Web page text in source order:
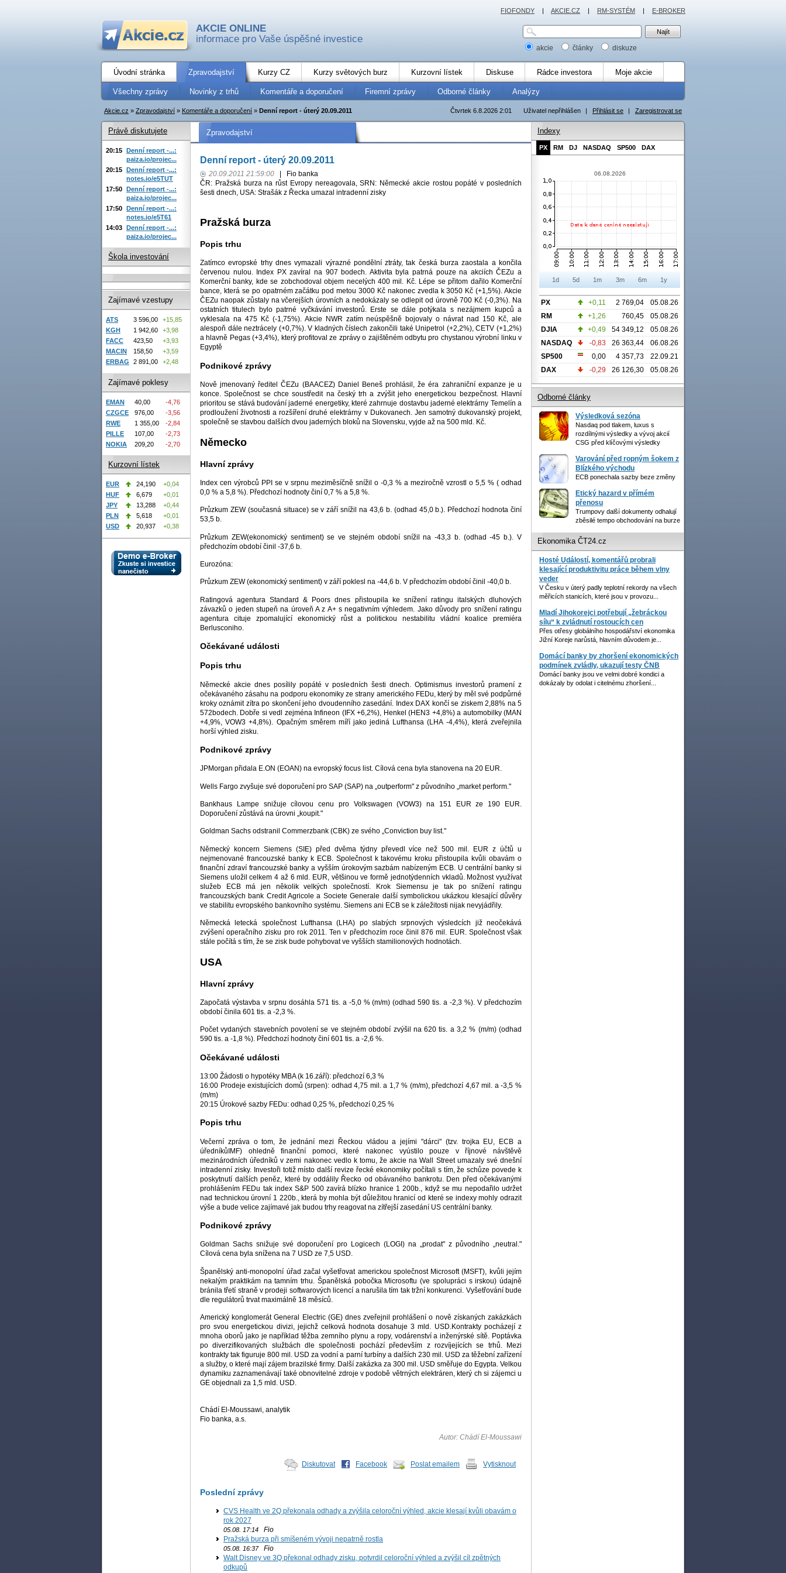
AKCIE ONLINE
informace pro Vaše úspěšné investice
akcie články diskuze
Úvodní stránka Zpravodajství Kurzy CZ Kurzy světových burz Kurzovní lístek Diskuse Rádce investora Moje akcie
Všechny zprávy Novinky z trhů Komentáře a doporučení Firemní zprávy Odborné články Analýzy
Uživatel nepřihlášen | Přihlásit se | Zaregistrovat se
Čtvrtek 6.8.2026 2:01
Akcie.cz » Zpravodajství » Komentáře a doporučení » Denní report - úterý 20.09.2011
Zpravodajství
Denní report - úterý 20.09.2011
20.09.2011 21:59:00
Fio banka
ČR: Pražská burza na růst Evropy nereagovala, SRN: Německé akcie rostou popáté v posledních
šesti dnech, USA: Strašák z Řecka umazal intradenní zisky
Pražská burza
Popis trhu
Zatímco evropské trhy dnes vymazali výrazné pondělní ztráty, tak česká burza zaostala a končila
červenou nulou. Index PX zavíral na 907 bodech. Aktivita byla patrná pouze na akciích ČEZu a
Komerční banky, kde se zobchodoval objem necelých 400 mil. Kč. Lépe se přitom dařilo Komerční
bance, která se po opatrném začátku pod metou 3000 Kč nakonec zvedla k 3050 Kč (+1,5%). Akcie
ČEZu naopak zůstaly na včerejších úrovních a nedokázaly se odlepit od úrovně 700 Kč (-0,3%). Na
ostatních titulech bylo patrné vyčkávání investorů. Erste se dále potýkala s nezájmem kupců a
vyklesala na 475 Kč (-1,75%). Akcie NWR zatím neúspěšně bojovaly o návrat nad 150 Kč, ale
alespoň dále neztrácely (+0,7%). V kladných číslech zakončili také Unipetrol (+2,2%), CETV (+1,2%)
a hlavně Pegas (+3,4%), který profitoval ze zprávy o zajištěném odbytu pro chystanou výrobní linku v
Egyptě
Podnikové zprávy
Nově jmenovaný ředitel ČEZu (BAACEZ) Daniel Beneš prohlásil, že éra zahraniční expanze je u
konce. Společnost se chce soustředit na český trh a zvýšit jeho energetickou bezpečnost. Hlavní
prioritou se stává budování jaderné energetiky, které zahrnuje dostavbu jaderné elektrárny Temelín a
prodloužení životnosti a rozšíření druhé elektrárny v Dukovanech. Jen samotný dukovanský projekt,
společně se stavbou dalších dvou jaderných bloků na Slovensku, vyjde až na 500 mld. Kč.
Německo
Hlavní zprávy
Index cen výrobců PPI se v srpnu meziměsíčně snížil o -0,3 % a meziročně vzrostl o 5,5 % ( odhad
0,0 % a 5,8 %). Předchozí hodnoty činí 0,7 % a 5,8 %.
Průzkum ZEW (současná situace) se v září snížil na 43,6 b. (odhad 45,0 b.). Předchozí hodnota činí
53,5 b.
Průzkum ZEW(ekonomický sentiment) se ve stejném období snížil na -43,3 b. (odhad -45 b.). V
předchozím období činil -37,6 b.
Eurozóna:
Průzkum ZEW (ekonomický sentiment) v září poklesl na -44,6 b. V předchozím období činil -40,0 b.
Ratingová agentura Standard & Poors dnes přistoupila ke snížení ratingu italských dluhových
závazků o jeden stupeň na úroveň A z A+ s negativním výhledem. Jako důvody pro snížení ratingu
agentura cituje zpomalující ekonomický růst a politickou nestabilitu vládní koalice premiéra
Berlusconiho.
Očekávané události
Popis trhu
Německé akcie dnes posílily popáté v posledních šesti dnech. Optimismus investorů pramení z
očekávaného zásahu na podporu ekonomiky ze strany amerického FEDu, který by měl své podpůrné
kroky oznámit zítra po skončení jeho dvoudenního zasedání. Index DAX končí se ziskem 2,88% na 5
572bodech. Dobře si vedl zejména Infineon (IFX +6,2%), Henkel (HEN3 +4,8%) a automobilky (MAN
+4,9%, VOW3 +4,8%). Opačným směrem míří jako jediná Lufthansa (LHA -4,4%), která zveřejnila
horší výhled zisku.
Podnikové zprávy
JPMorgan přidala E.ON (EOAN) na evropský focus list. Cílová cena byla stanovena na 20 EUR.
Wells Fargo zvyšuje své doporučení pro SAP (SAP) na „outperform" z původního „market perform."
Bankhaus Lampe snižuje cílovou cenu pro Volkswagen (VOW3) na 151 EUR ze 190 EUR.
Doporučení zůstává na úrovni „koupit."
Goldman Sachs odstranil Commerzbank (CBK) ze svého „Conviction buy list."
Německý koncern Siemens (SIE) před dvěma týdny převedl více než 500 mil. EUR z účtů u
nejmenované francouzské banky k ECB. Společnost k takovému kroku přistoupila kvůli obavám o
finanční zdraví francouzské banky a vyšším úrokovým sazbám nabízeným ECB. U centrální banky si
Siemens uložil celkem 4 až 6 mld. EUR, většinou ve formě jednotýdenních vkladů. Možnost využívat
služeb ECB má jen několik velkých společností. Krok Siemensu je tak po snížení ratingu
francouzských bank Credit Agricole a Societe Generale další symbolickou ukázkou klesající důvěry
ve stabilitu evropského bankovního systému. Siemens ani ECB se k záležitosti nijak nevyjádřily.
Německá letecká společnost Lufthansa (LHA) po slabých srpnových výsledcích již neočekává
zvýšení operačního zisku pro rok 2011. Ten v předchozím roce činil 876 mil. EUR. Společnost však
stále počítá s tím, že se zisk bude pohybovat ve vyšších stamilionových hodnotách.
USA
Hlavní zprávy
Započatá výstavba v srpnu dosáhla 571 tis. a -5,0 % (m/m) (odhad 590 tis. a -2,3 %). V předchozím
období činila 601 tis. a -2,3 %.
Počet vydaných stavebních povolení se ve stejném období zvýšil na 620 tis. a 3,2 % (m/m) (odhad
590 tis. a -1,8 %). Předchozí hodnoty činí 601 tis. a -2,6 %.
Očekávané události
13:00 Žádosti o hypotéky MBA (k 16.září): předchozí 6,3 %
16:00 Prodeje existujících domů (srpen): odhad 4,75 mil. a 1,7 % (m/m), předchozí 4,67 mil. a -3,5 %
(m/m)
20:15 Úrokové sazby FEDu: odhad 0,25 %, předchozí 0,25 %
Popis trhu
Večerní zpráva o tom, že jednání mezi Řeckou vládou a jejími "dárci" (tzv. trojka EU, ECB a
úředníkůIMF) ohledně finanční pomoci, které nakonec vyústilo pouze v říjnové návštěvě
mezinárodních úředníků v zemi nakonec vedlo k tomu, že akcie na Wall Street umazaly své dnešní
intradenní zisky. Investoři totiž místo další revize řecké ekonomiky počítali s tím, že schůze povede k
poskytnutí dalších peněz, které by oddálily Řecko od obávaného bankrotu. Den před očekávanými
prohlášením FEDu tak index S&P 500 zavírá blízko hranice 1 200b., když se mu nepodařilo udržet
nad technickou úrovní 1 220b., která by mohla být důležitou hranicí od které se indexy mohly odrazit
výše a bude velice zajímavé jak budou trhy reagovat na zítřejší zasedání US centrální banky.
Podnikové zprávy
Goldman Sachs snižuje své doporučení pro Logicech (LOGI) na „prodat" z původního „neutral."
Cílová cena byla snížena na 7 USD ze 7,5 USD.
Španělský anti-monopolní úřad začal vyšetřovat americkou společnost Microsoft (MSFT), kvůli jejím
nekalým praktikám na tamním trhu. Španělská pobočka Microsoftu (ve spolupráci s irskou) údajně
bránila třetí straně v prodeji softwarových licencí a narušila tím tak tržní konkurenci. Vyšetřování bude
dle regulátorů trvat maximálně 18 měsíců.
Americký konglomerát General Electric (GE) dnes zveřejnil prohlášení o nově získaných zakázkách
pro svou energetickou divizi, jejichž celková hodnota dosahuje 3 mld. USD.Kontrakty pocházejí z
mnoha oborů jako je například těžba zemního plynu a ropy, vodárenství a inženýrské sítě. Poptávka
po diverzifikovaných službách dle společnosti pochází především z rozvíjejících se trhů. Mezi
kontrakty tak figuruje 800 mil. USD za vodní a parní turbíny a dalších 230 mil. USD za těžební zařízení
a služby, o které mají zájem brazilské firmy. Další zakázka za 300 mil. USD směřuje do Egypta. Velkou
dynamiku zaznamenávají také obnovitelné zdroje v podobě větrných elektráren, který ch si zájemci u
GE objednali za 1,5 mld. USD.
Chádí El-Moussawi, analytik
Fio banka, a.s.
Autor: Chádí El-Moussawi
Diskutovat Facebook Poslat emailem Vytisknout
Poslední zprávy
CVS Health ve 2Q překonala odhady a zvýšila celoroční výhled, akcie klesají kvůli obavám o
rok 2027
05.08. 17:14 Fio
Pražská burza při smíšeném vývoji nepatrně rostla
05.08. 16:37Fio
Walt Disney ve 3Q překonal odhady zisku, potvrdil celoroční výhled a zvýšil cíl zpětných
odkupů
Právě diskutujete
20:15 Denní report -...:
paiza.io/projec...
20:15 Denní report -...:
notes.io/e5TUT
17:50 Denní report -...:
paiza.io/projec...
17:50 Denní report -...:
notes.io/e5T61
14:03 Denní report -...:
paiza.io/projec...
Škola investování
Zajímavé vzestupy
ATS 3 596,00
+15,85
KGH
1 942,60
+3,98
FACC
423,50
+3,93
MACIN
158,50
+3,59
ERBAG
2 891,00 +2,48
Zajímavé poklesy
EMAN 40,00
-4,76
CZGCE
976,00
-3,56
RWE
1 355,00
-2,84
PILLE
107,00
-2,73
NOKIA
209,20 -2,70
Kurzovní lístek
EUR 24,190
+0,04
HUF
6,679
+0,01
JPY
13,288
+0,44
PLN
5,618
+0,01
USD
20,937 +0,38
Indexy
PX RM DJ NASDAQ SP500 DAX
06.08.2026
1d 5d 1m 3m 6m 1y
PX +0,11 2 769,04
05.08.26
RM
+1,26 760,45
05.08.26
DJIA
+0,49 54 349,12
05.08.26
NASDAQ
-0,83 26 363,44
06.08.26
SP500
0,00 4 357,73
22.09.21
DAX
-0,29 26 126,30 05.08.26
Odborné články
Výsledková sezóna
Nasdaq pod tlakem, luxus s
rozdílnými výsledky a vývoj akcií
CSG před klíčovými výsledky
Varování před ropným šokem z
Blízkého východu
ECB ponechala sazby beze změny
Etický hazard v přímém
přenosu
Trumpovy další dokumenty odhalují
zběsilé tempo obchodování na burze
Ekonomika ČT24.cz
Hosté Událostí, komentářů probrali
klesající produktivitu práce během vlny
veder
V Česku v úterý padly teplotní rekordy na všech
měřicích stanicích, které jsou v provozu...
Mladí Jihokorejci potřebují „žebráckou
sílu“ k zvládnutí rostoucích cen
Přes otřesy globálního hospodářství ekonomika
Jižní Koreje narůstá, hlavním důvodem je...
Domácí banky by zhoršení ekonomických
podmínek zvládly, ukazují testy ČNB
Domácí banky jsou ve velmi dobré kondici a
dokázaly by odolat i citelnému zhoršení...
FIOFONDY | AKCIE.CZ | RM-SYSTÉM | E-BROKER